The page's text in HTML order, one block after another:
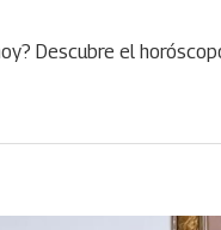
Descubre el